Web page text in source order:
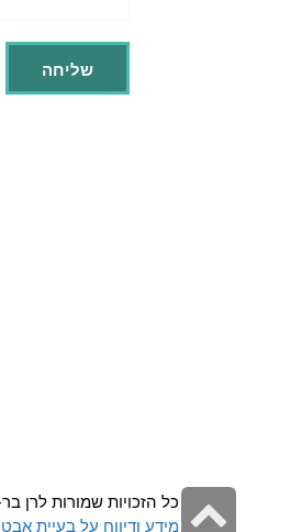
כל הזכויות שמורות לרן
מידע ודיווח על בעיית
גלילה